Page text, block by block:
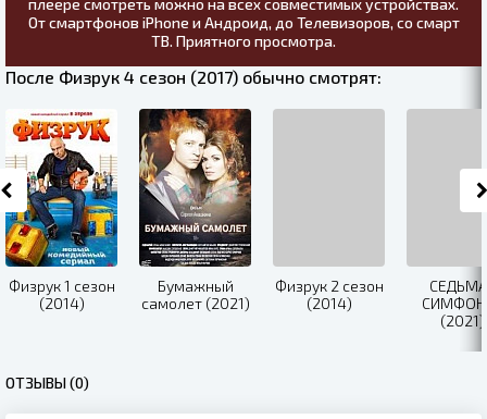
От смартфонов iPhone и Андроид, до Телевизоров, со смарт
ТВ. Приятного просмотра.
После Физрук 4 сезон (2017) обычно смотрят:
Физрук 1 сезон
(2014)
Бумажный
самолет (2021)
Физрук 2 сезон
(2014)
(2021)
ОТЗЫВЫ (0)